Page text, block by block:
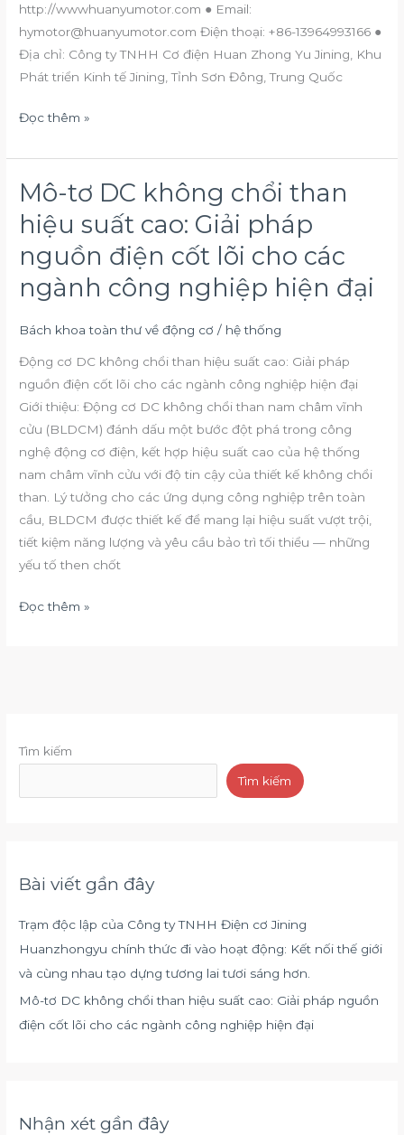
Tìm kiếm
Tìm kiếm
Bài viết gần đây
Trạm độc lập của Công ty TNHH Điện cơ Jining
Huanzhongyu chính thức đi vào hoạt động: Kết nối thế giới
và cùng nhau tạo dựng tương lai tươi sáng hơn.
Mô-tơ DC không chổi than hiệu suất cao: Giải pháp nguồn
điện cốt lõi cho các ngành công nghiệp hiện đại
Nhận xét gần đây
http://wwwhuanyumotor.com ● Email:
hymotor@huanyumotor.com Điện thoại: +86-13964993166 ●
Địa chỉ: Công ty TNHH Cơ điện Huan Zhong Yu Jining, Khu
Phát triển Kinh tế Jining, Tỉnh Sơn Đông, Trung Quốc
sáng
hơn.
Đọc thêm »
Mô-tơ DC không chổi than
hiệu suất cao: Giải pháp
nguồn điện cốt lõi cho các
ngành công nghiệp hiện đại
Bách khoa toàn thư về động cơ / hệ thống
Động cơ DC không chổi than hiệu suất cao: Giải pháp
nguồn điện cốt lõi cho các ngành công nghiệp hiện đại
Giới thiệu: Động cơ DC không chổi than nam châm vĩnh
cửu (BLDCM) đánh dấu một bước đột phá trong công
nghệ động cơ điện, kết hợp hiệu suất cao của hệ thống
nam châm vĩnh cửu với độ tin cậy của thiết kế không chổi
than. Lý tưởng cho các ứng dụng công nghiệp trên toàn
cầu, BLDCM được thiết kế để mang lại hiệu suất vượt trội,
tiết kiệm năng lượng và yêu cầu bảo trì tối thiểu — những
yếu tố then chốt
Mô-
DC
không
than
hiệu
cao:
Giải
pháp
nguồn
điện
cốt
lõi
cho
các
ngành
nghiệp
Đọc thêm »